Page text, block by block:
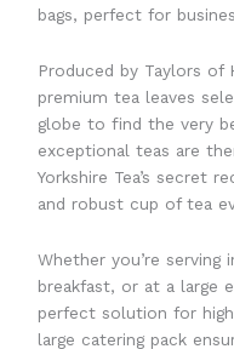
bags, perfect for
Produced by Taylors of
premium tea leaves
globe to find the very
exceptional teas are
Yorkshire Tea’s secret
and robust cup of tea
Whether you’re serving
breakfast, or at a large
perfect solution for
large catering pack